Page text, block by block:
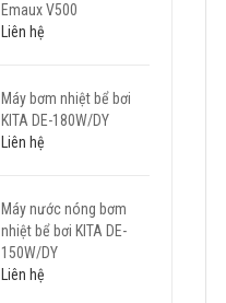
Emaux V500
Liên hệ
Máy bơm nhiệt bể bơi
KITA DE-180W/DY
Liên hệ
Máy nước nóng bơm
nhiệt bể bơi KITA DE-
150W/DY
Liên hệ